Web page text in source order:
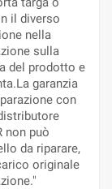
il diverso
nella
sulla
del prodotto e
garanzia
con
non può
da riparare,
originale